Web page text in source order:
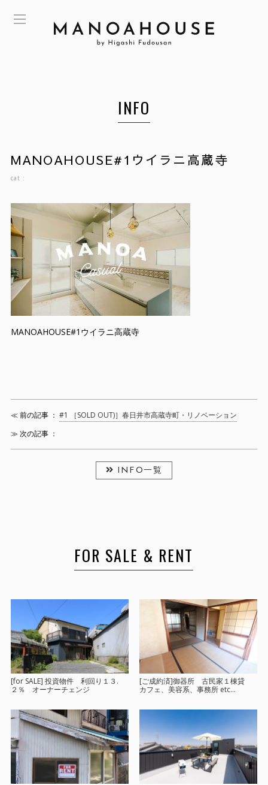
INFO
MANOAHOUSE#1ウイラニ高蔵寺
cat :
MANOAHOUSE#1ウイラニ高蔵寺
≪ 前の記事 ： #1 ［SOLD OUT)］春日井市高蔵寺町・リノベーション
≫ 次の記事 ：
INFO一覧
FOR SALE & RENT
[for SALE] 投資物件 利回り１３.
２％ オーナーチェンジ
[ご成約済]御器所 古民家１棟貸
カフェ、美容系、事務所 etc…